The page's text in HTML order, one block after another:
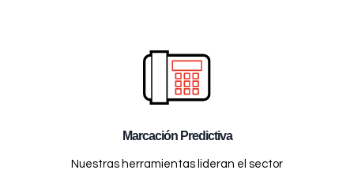
Marcación Predictiva
Nuestras herramientas lideran el sector